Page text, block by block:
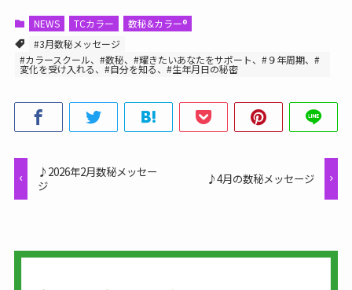
NEWS TCカラー
数秘&カラー®
#3月数秘メッセージ
#カラースクール、#数秘、#耀きたいあなたをサポート、#９年周期、#
変化を受け入れる、#自分を知る、#生年月日の秘密
♪2026年2月数秘メッセー
ジ
♪4月の数秘メッセージ